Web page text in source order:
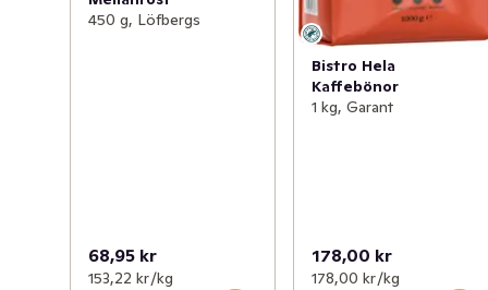
450 g, Löfbergs
68,95 kr
153,22 kr /kg
Bistro Hela
Kaffebönor
1 kg, Garant
178,00 kr
178,00 kr /kg